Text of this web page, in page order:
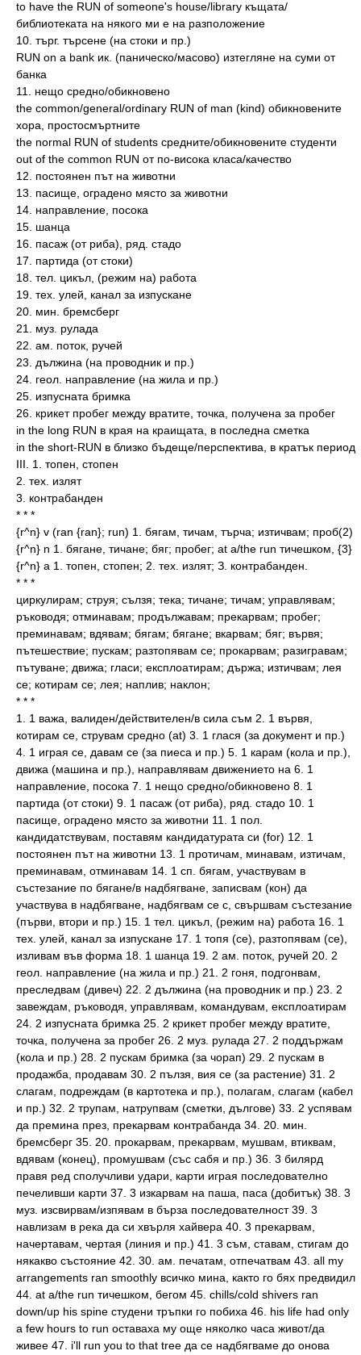
to have the RUN of someone's house/library къщата/
библиотеката на някого ми е на разположение
10. търг. търсене (нa стоки и пр.)
RUN on a bank ик. (паническо/масово) изтегляне на суми от
банка
11. нещо средно/обикновено
the common/general/ordinary RUN of man (kind) обикновените
хора, простосмъртните
the normal RUN of students средните/обикновените студенти
out of the common RUN от по-висока класа/качество
12. постоянен път на животни
13. пасище, оградено място за животни
14. направление, посока
15. шанца
16. пасаж (от риба), ряд. стадо
17. партида (от стоки)
18. тел. цикъл, (режим на) работа
19. тех. улей, канал за изпускане
20. мин. бремсберг
21. муз. рулада
22. ам. поток, ручей
23. дължина (на проводник и пр.)
24. геол. направление (на жила и пр.)
25. изпусната бримка
26. крикет пробег между вратите, точка, получена за пробег
in the long RUN в края на краищата, в последна сметка
in the short-RUN в близко бъдеще/перспектива, в кратък период
III. 1. топен, стопен
2. тех. излят
3. контрабанден
* * *
{r^n} v (ran {ran}; run) 1. бягам, тичам, търча; изтичвам; проб(2)
{r^n} n 1. бягане, тичане; бяг; пробег; at a/the run тичешком, {3}
{r^n} а 1. топен, стопен; 2. тех. излят; З. контрабанден.
* * *
циркулирам; струя; сълзя; тека; тичане; тичам; управлявам;
ръководя; отминавам; продължавам; прекарвам; пробег;
преминавам; вдявам; бягам; бягане; вкарвам; бяг; вървя;
пътешествие; пускам; разтопявам се; прокарвам; разигравам;
пътуване; движа; гласи; експлоатирам; държа; изтичвам; лея
се; котирам се; лея; наплив; наклон;
* * *
1. 1 важа, валиден/действителен/в сила съм 2. 1 вървя,
котирам се, струвам средно (at) 3. 1 глася (за документ и пр.)
4. 1 играя се, давам се (за пиеса и пр.) 5. 1 карам (кола и пр.),
движа (машина и пр.), направлявам движението на 6. 1
направление, посока 7. 1 нещо средно/обикновено 8. 1
партида (от стоки) 9. 1 пасаж (от риба), ряд. стадо 10. 1
пасище, оградено място за животни 11. 1 пол.
кандидатствувам, поставям кандидатурата си (for) 12. 1
постоянен път на животни 13. 1 протичам, минавам, изтичам,
преминавам, отминавам 14. 1 сп. бягам, участвувам в
състезание по бягане/в надбягване, записвам (кон) да
участвува в надбягване, надбягвам се с, свършвам състезание
(първи, втори и пр.) 15. 1 тел. цикъл, (режим на) работа 16. 1
тех. улей, канал за изпускане 17. 1 топя (се), разтопявам (се),
изливам във форма 18. 1 шанца 19. 2 ам. поток, ручей 20. 2
геол. направление (на жила и пр.) 21. 2 гоня, подгонвам,
преследвам (дивеч) 22. 2 дължина (на проводник и пр.) 23. 2
завеждам, ръководя, управлявам, командувам, експлоатирам
24. 2 изпусната бримка 25. 2 крикет пробег между вратите,
точка, получена за пробег 26. 2 муз. рулада 27. 2 поддържам
(кола и пр.) 28. 2 пускам бримка (за чорап) 29. 2 пускам в
продажба, продавам 30. 2 пълзя, вия се (за растение) 31. 2
слагам, подреждам (в картотека и пр.), полагам, слагам (кабел
и пр.) 32. 2 трупам, натрупвам (сметки, дългове) 33. 2 успявам
да премина през, прекарвам контрабанда 34. 20. мин.
бремсберг 35. 20. прокарвам, прекарвам, мушвам, втиквам,
вдявам (конец), промушвам (със сабя и пр.) 36. 3 билярд
правя ред сполучливи удари, карти играя последователно
печеливши карти 37. 3 изкарвам на паша, паса (добитък) 38. 3
муз. изсвирвам/изпявам в бърза последователност 39. 3
навлизам в река да си хвърля хайвера 40. 3 прекарвам,
начертавам, чертая (линия и пр.) 41. 3 съм, ставам, стигам до
някакво състояние 42. 30. ам. печатам, отпечатвам 43. all my
arrangements ran smoothly всичко мина, както го бях предвидил
44. at a/the run тичешком, бегом 45. chills/cold shivers ran
down/up his spine студени тръпки го побиха 46. his life had only
a few hours to run оставаха му още няколко часа живот/да
живее 47. i'll run you to that tree да се надбягваме до онова